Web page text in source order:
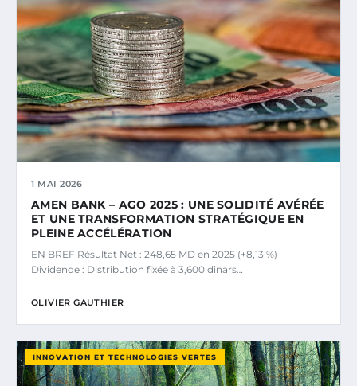
1 MAI 2026
AMEN BANK – AGO 2025 : UNE SOLIDITÉ AVÉRÉE
ET UNE TRANSFORMATION STRATÉGIQUE EN
PLEINE ACCÉLÉRATION
EN BREF Résultat Net : 248,65 MD en 2025 (+8,13 %)
Dividende : Distribution fixée à 3,600 dinars…
OLIVIER GAUTHIER
INNOVATION ET TECHNOLOGIES VERTES